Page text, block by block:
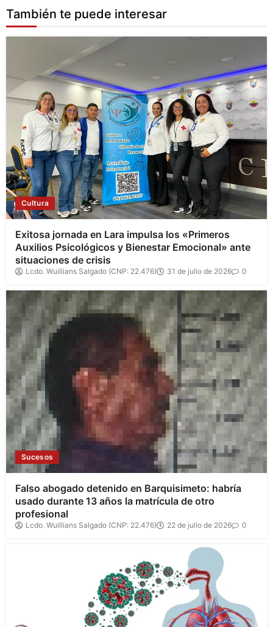
También te puede interesar
Cultura
Exitosa jornada en Lara impulsa los «Primeros
Auxilios Psicológicos y Bienestar Emocional» ante
situaciones de crisis
Lcdo. Wuillians Salgado (CNP: 22.476) 31 de julio de 2026 0
Sucesos
Falso abogado detenido en Barquisimeto: habría
usado durante 13 años la matrícula de otro
profesional
Lcdo. Wuillians Salgado (CNP: 22.476) 22 de julio de 2026 0